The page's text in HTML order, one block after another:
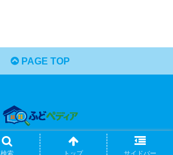
PAGE TOP
© 2024 ふどペディア.
検索 トップ サイドバー